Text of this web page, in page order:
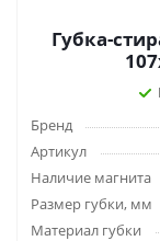
Губка-
Бренд
Артикул
Наличие магнита
Размер губки, мм
Материал губки